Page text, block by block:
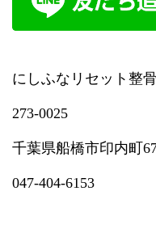
にしふなリセット整
273-0025
千葉県船橋市印内町
047-404-6153